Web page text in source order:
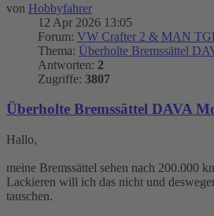
von Hobbyfahrer
12 Apr 2026 13:05
Forum: VW Crafter 2 & MAN
Thema: Überholte Bremssättel
Antworten: 2
Zugriffe: 3807
Überholte Bremssättel DAVA
Hallo,
meine Bremssättel sehen nach 200.000
Lackieren will ich das nicht und
tauschen.